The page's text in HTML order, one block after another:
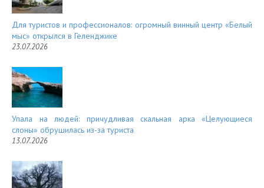
Для туристов и профессионалов: огромный винный центр «Белый
мыс» открылся в Геленджике
23.07.2026
Упала на людей: причудливая скальная арка «Целующиеся
слоны» обрушилась из-за туриста
13.07.2026